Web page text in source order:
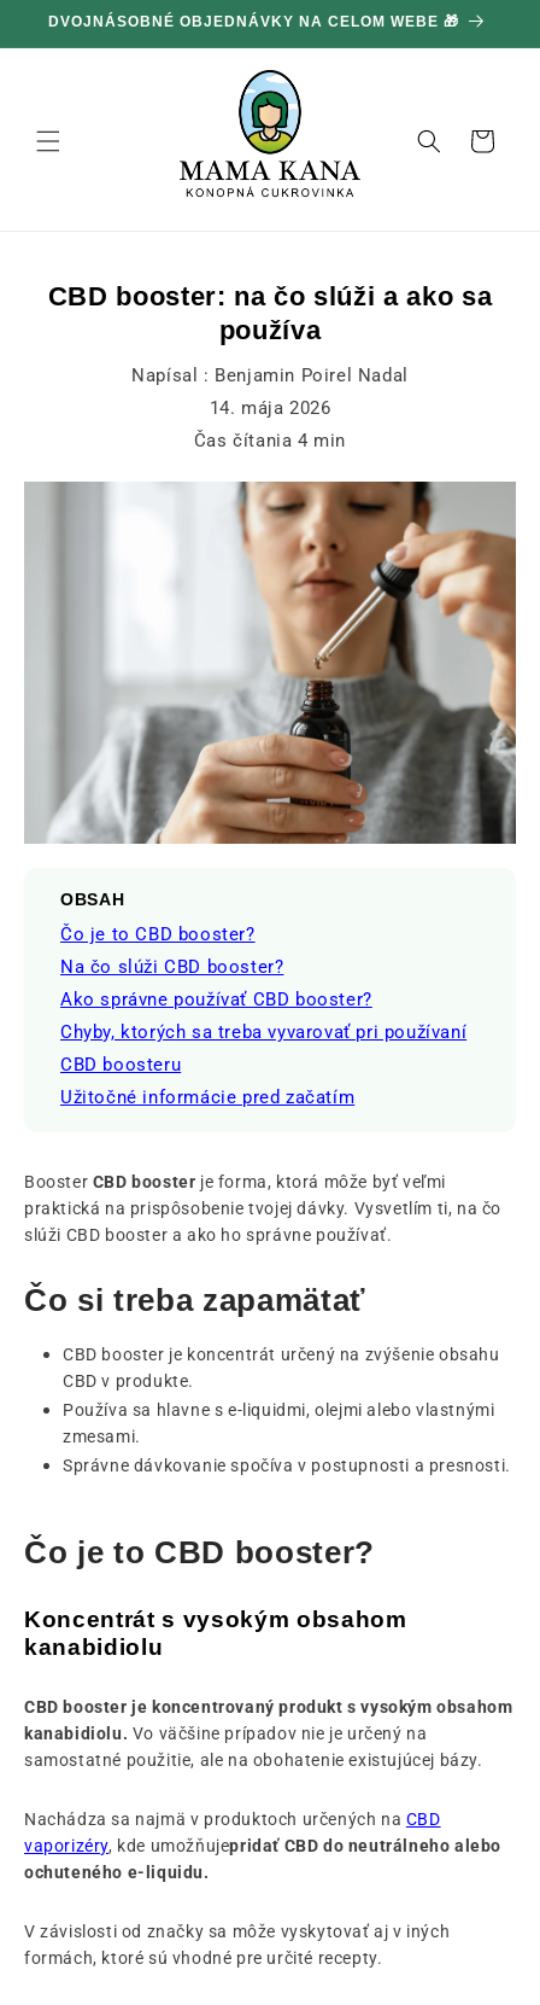
a prejsť
na obsah
100 G ZADARMO ZA KAŽDÝCH 100 € NÁKUPU 🔥
Košík
CBD booster: na čo slúži a ako sa
používa
Napísal : Benjamin Poirel Nadal
14. mája 2026
Čas čítania4 min
OBSAH
Čo je to CBD booster?
Na čo slúži CBD booster?
Ako správne používať CBD booster?
Chyby, ktorých sa treba vyvarovať pri používaní
CBD boosteru
Užitočné informácie pred začatím
Booster CBD booster je forma, ktorá môže byť veľmi
praktická na prispôsobenie tvojej dávky. Vysvetlím ti, na čo
slúži CBD booster a ako ho správne používať.
Čo si treba zapamätať
CBD booster je koncentrát určený na zvýšenie obsahu
CBD v produkte.
Používa sa hlavne s e-liquidmi, olejmi alebo vlastnými
zmesami.
Správne dávkovanie spočíva v postupnosti a presnosti.
Čo je to CBD booster?
Koncentrát s vysokým obsahom
kanabidiolu
CBD booster je koncentrovaný produkt s vysokým obsahom
kanabidiolu. Vo väčšine prípadov nie je určený na
samostatné použitie, ale na obohatenie existujúcej bázy.
Nachádza sa najmä v produktoch určených na CBD
vaporizéry, kde umožňujepridať CBD do neutrálneho alebo
ochuteného e-liquidu.
V závislosti od značky sa môže vyskytovať aj v iných
formách, ktoré sú vhodné pre určité recepty.